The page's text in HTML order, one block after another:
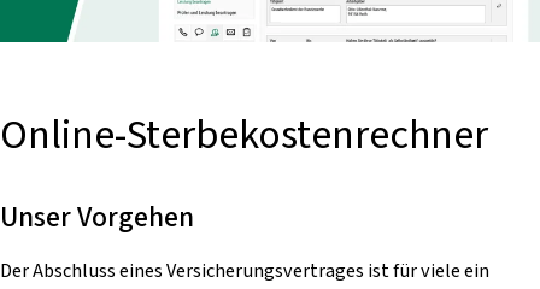
Online-Sterbekostenrechner
Unser Vorgehen
Der Abschluss eines Versicherungsvertrages ist für viele ein